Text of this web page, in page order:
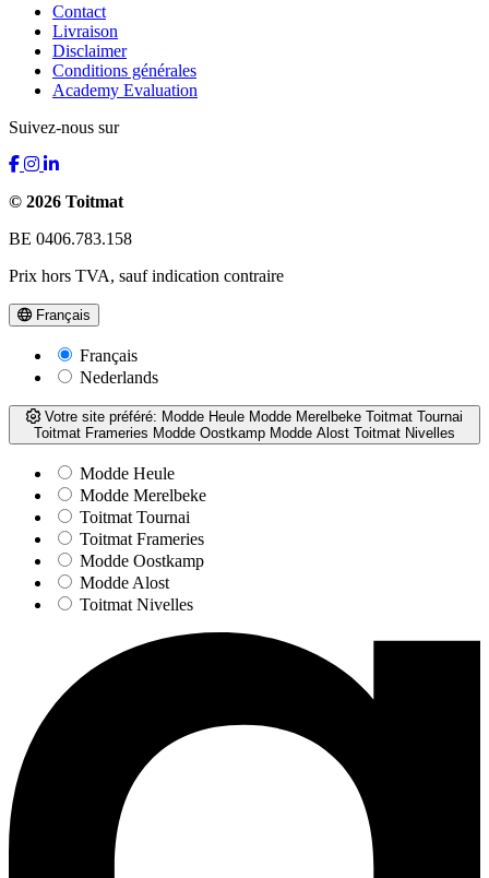
Contact
Livraison
Disclaimer
Conditions générales
Academy Evaluation
Suivez-nous sur
© 2026 Toitmat
BE 0406.783.158
Prix hors TVA, sauf indication contraire
Français
Français
Nederlands
Votre site préféré: Modde Heule Modde Merelbeke Toitmat Tournai
Toitmat Frameries Modde Oostkamp Modde Alost Toitmat Nivelles
Modde Heule
Modde Merelbeke
Toitmat Tournai
Toitmat Frameries
Modde Oostkamp
Modde Alost
Toitmat Nivelles